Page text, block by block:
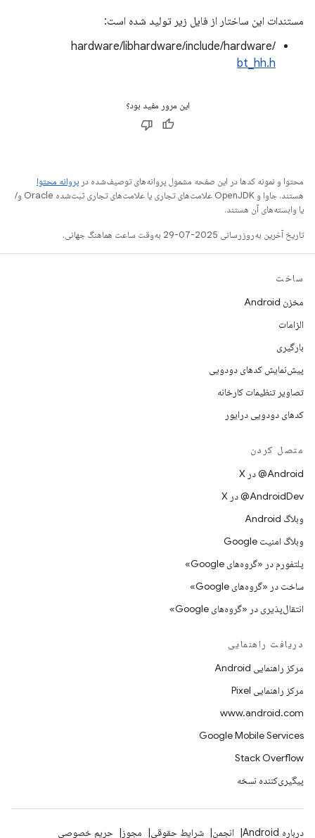
مستندات این ساختار از فایل زیر تولید شده است:
hardware/libhardware/include/hardware/
bt_hh.h
این مرور مفید بود؟
محتوا و نمونه کدها در این صفحه مشمول پروانه‌های توصیف‌شده در پروانه محتوا
هستند. جاوا و OpenJDK علامت‌های تجاری یا علامت‌های تجاری ثبت‌شده Oracle و/
یا وابسته‌های آن هستند.
تاریخ آخرین به‌روزرسانی 2025-07-29 به‌وقت ساعت هماهنگ جهانی.
ساخت
مخزن Android
الزامات
بارگیری
پیش‌نمایش کدهای دودویی
تصاویر تنظیمات کارخانه
کدهای دودویی درایور
متصل کردن
‫‎@Android در X
‫‎@AndroidDev در X
وبلاگ Android
وبلاگ امنیت Google
پلتفورم در «گروه‌های Google»
ساخت در «گروه‌های Google»
انتقال‌پذیری در «گروه‌های Google»
دریافت راهنمایی
مرکز راهنمایی Android
مرکز راهنمایی Pixel
www.android.com
Google Mobile Services
Stack Overflow
پیگیری‌کننده نسخه
درباره Android انجمن شرایط حقوقی مجوز حریم خصوصی